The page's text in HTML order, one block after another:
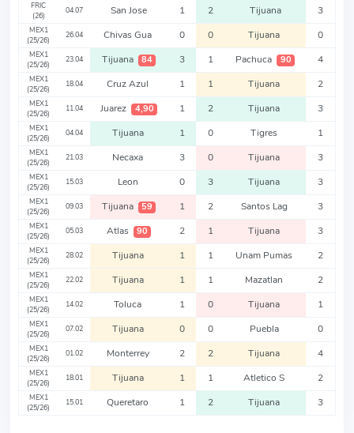
FRIC
(26)
04.07 San Jose 1 2 Tijuana 3
MEX1
(25/26)
26.04 Chivas Gua 0 0 Tijuana 0
MEX1
(25/26)
23.04 Tijuana 84 3 1 Pachuca 90 4
MEX1
(25/26)
18.04 Cruz Azul 1 1 Tijuana 2
MEX1
(25/26)
11.04 Juarez 4,90 1 2 Tijuana 3
MEX1
(25/26)
04.04 Tijuana 1 0 Tigres 1
MEX1
(25/26)
21.03 Necaxa 3 0 Tijuana 3
MEX1
(25/26)
15.03 Leon 0 3 Tijuana 3
MEX1
(25/26)
09.03 Tijuana 59 1 2 Santos Lag 3
MEX1
(25/26)
05.03 Atlas 90 2 1 Tijuana 3
MEX1
(25/26)
28.02 Tijuana 1 1 Unam Pumas 2
MEX1
(25/26)
22.02 Tijuana 1 1 Mazatlan 2
MEX1
(25/26)
14.02 Toluca 1 0 Tijuana 1
MEX1
(25/26)
07.02 Tijuana 0 0 Puebla 0
MEX1
(25/26)
01.02 Monterrey 2 2 Tijuana 4
MEX1
(25/26)
18.01 Tijuana 1 1 Atletico S 2
MEX1
(25/26)
15.01 Queretaro 1 2 Tijuana 3